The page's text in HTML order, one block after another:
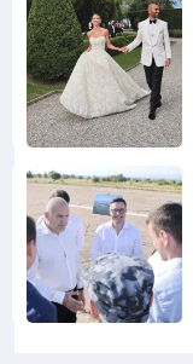
Снимка:
Инстаграм